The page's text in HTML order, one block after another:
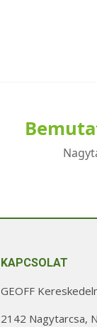
KAPCSOLAT
GEOFF
2142 Nagytarcsa,